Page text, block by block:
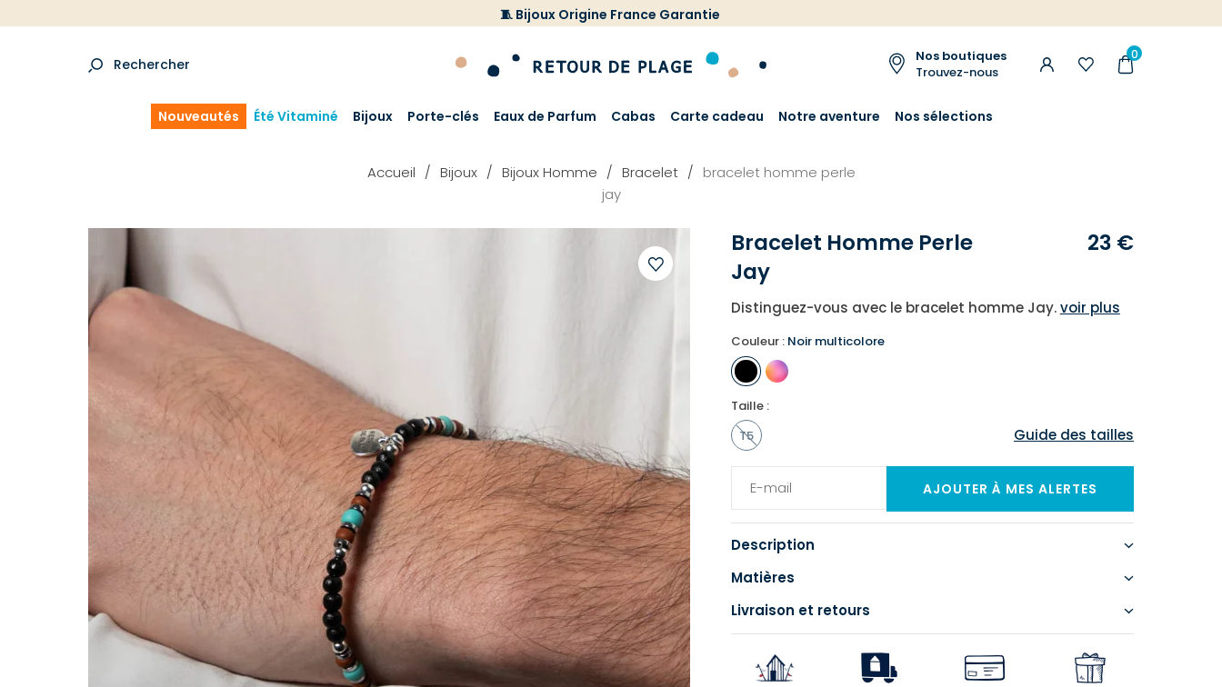
🧵 Bijoux Origine France Garantie
Rechercher
Nos boutiques
Trouvez-nous
0
Nouveautés Été Vitaminé Bijoux Porte-clés Eaux de Parfum Cabas Carte cadeau Notre aventure Nos sélections
Accueil Bijoux Bijoux Homme Bracelet
bracelet homme perle
jay
Bracelet Homme Perle
Jay
23 €
Distinguez-vous avec le bracelet homme Jay.voir plus
Couleur : Noir multicolore
Taille :
T5
Guide des tailles
Description
Matières
Livraison et retours